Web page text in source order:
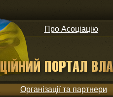
Про Асоціацію
Організації та партнери